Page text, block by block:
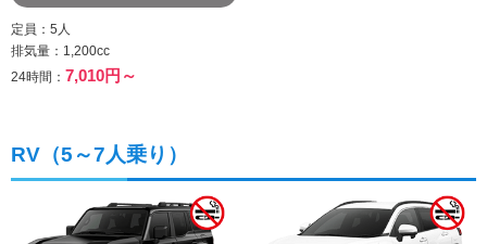
定員：5人
排気量：1,200cc
24時間： 7,010円～
RV（5～7人乗り）